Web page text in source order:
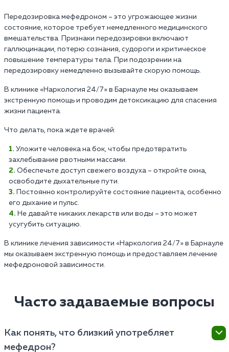
Передозировка мефедроном – это угрожающее жизни
состояние, которое требует немедленного медицинского
вмешательства. Признаки передозировки включают
галлюцинации, потерю сознания, судороги и критическое
повышение температуры тела. При подозрении на
передозировку немедленно вызывайте скорую помощь.
В клинике «Наркология 24/7» в Барнауле мы оказываем
экстренную помощь и проводим детоксикацию для спасения
жизни пациента.
Что делать, пока ждете врачей:
Уложите человека на бок, чтобы предотвратить
захлебывание рвотными массами.
Обеспечьте доступ свежего воздуха – откройте окна,
освободите дыхательные пути.
Постоянно контролируйте состояние пациента, особенно
его дыхание и пульс.
Не давайте никаких лекарств или воды – это может
усугубить ситуацию.
В клинике лечения зависимости «Наркология 24/7» в Барнауле
мы оказываем экстренную помощь и предоставляем лечение
мефедроновой зависимости.
Часто задаваемые вопросы
Как понять, что близкий употребляет
мефедрон?